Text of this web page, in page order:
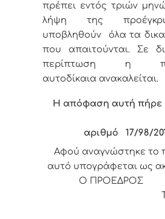
πρέπει εντός τριών
λήψη της
υποβληθούν όλα τα
που απαιτούνται. Σε
περίπτωση η
αυτοδίκαια ανακαλείται.
Η απόφαση αυτή πήρε
αριθμό17/98/
Αφού αναγνώστηκε το
αυτό υπογράφεται ως
Ο
ΤΑ